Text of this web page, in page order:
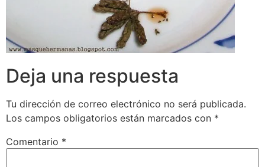
Deja una respuesta
Tu dirección de correo electrónico no será publicada.
Los campos obligatorios están marcados con *
Comentario *